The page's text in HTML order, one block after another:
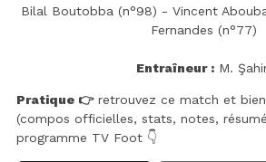
Bilal Boutobba (n°98) - Vincent
Fernandes (n°77)
Entraîneur : M.
Pratique 👉retrouvez ce match et
(compos officielles, stats, notes,
programme TV Foot 👇